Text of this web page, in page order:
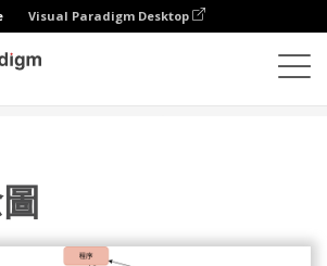
Visual Paradigm Desktop